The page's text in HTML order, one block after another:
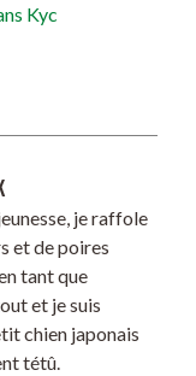
Kyc
je raffole
et de poires
tant que
et je suis
chien japonais
tétû.